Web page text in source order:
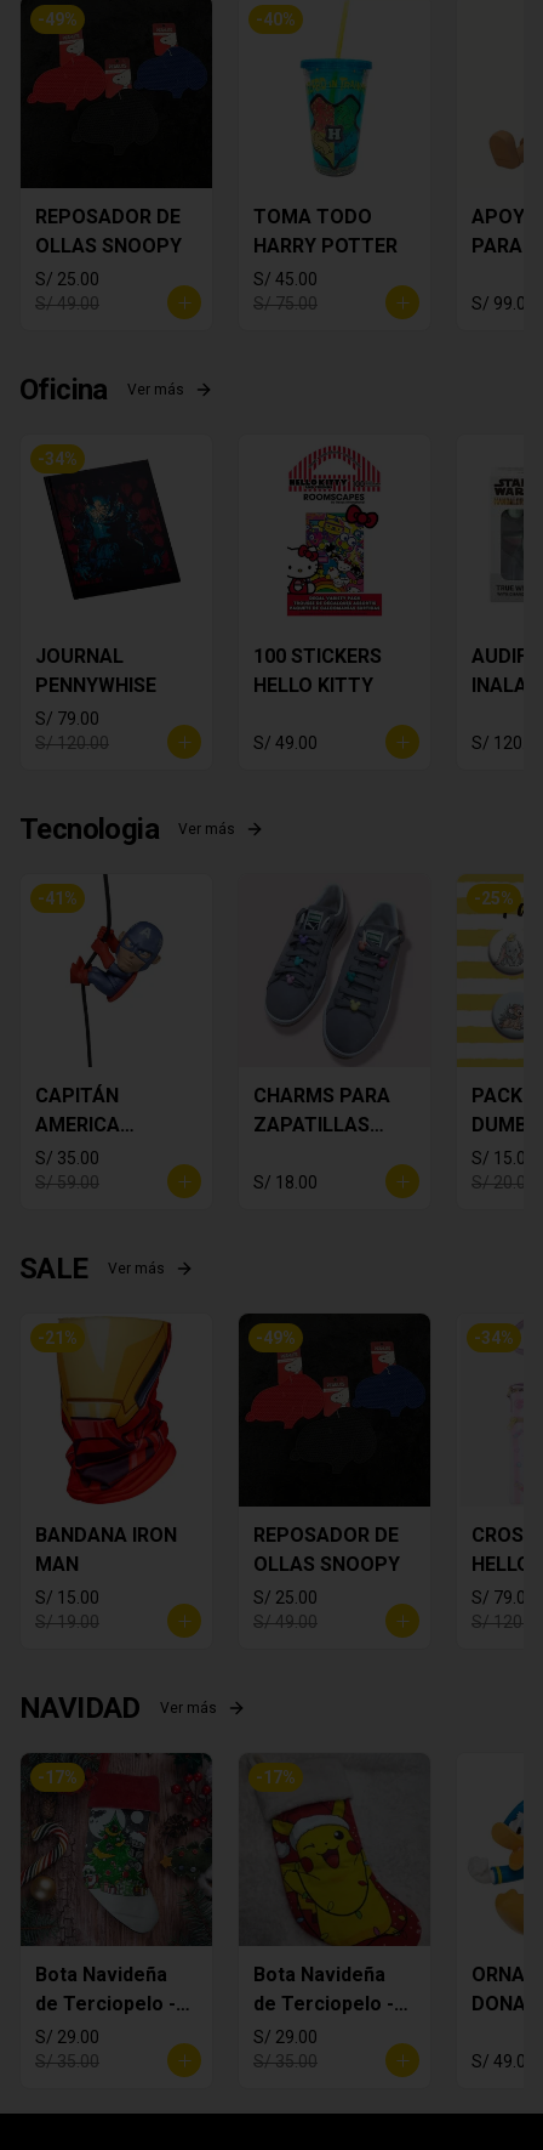
-49%
REPOSADOR DE
OLLAS SNOOPY
S/ 25.00
S/ 49.00
-40%
TOMA TODO
HARRY POTTER
S/ 45.00
S/ 75.00
PARA
S/ 99.00
Oficina Ver más
-34%
JOURNAL
PENNYWHISE
S/ 79.00
S/ 120.00
100 STICKERS
HELLO KITTY
S/ 49.00
Yoda
S/
Tecnologia Ver más
-41 %
CAPITÁN
AMERICA
DECORATIVO
S/ 35.00
S/ 59.00
CHARMS PARA
ZAPATILLAS
6
S/ 18.00
-25%
PACK
S/ 15.00
S/ 20.00
SALE Ver más
-21 %
BANDANA IRON
MAN
S/ 15.00
S/ 19.00
-49%
REPOSADOR DE
OLLAS SNOOPY
S/ 25.00
S/ 49.00
-34%
HELLO
S/ 79.00
S/
NAVIDAD Ver más
-17%
Bota Navideña
de Terciopelo -
MANDALORIAN
S/ 29.00
S/ 35.00
-17%
Bota Navideña
de Terciopelo -
Pikachi
S/ 29.00
S/ 35.00
S/ 49.00